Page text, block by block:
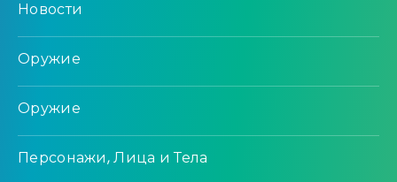
Новости
Оружие
Оружие
Персонажи, Лица и Тела